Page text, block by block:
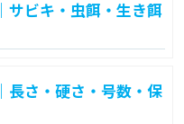
サビキ・虫餌・生き餌
長さ・硬さ・号数・保